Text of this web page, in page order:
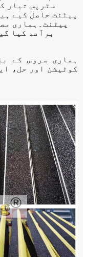
پیٹنٹ۔ہماری
برآمد کیا
ہماری سروس کے
کوٹیشن اور حل،